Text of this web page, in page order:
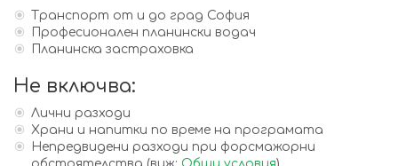
Транспорт от и до град София
Професионален планински водач
Планинска застраховка
Не включва:
Лични разходи
Храни и напитки по време на програмата
Непредвидени разходи при форсмажорни